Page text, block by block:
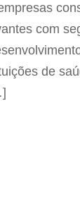
com
de